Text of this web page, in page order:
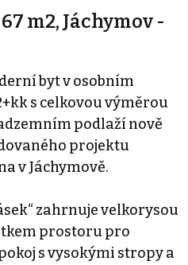
m2, Jáchymov -
byt v osobním
s celkovou výměrou
podlaží nově
projektu
v Jáchymově.
zahrnuje velkorysou
prostoru pro
s vysokými stropy a